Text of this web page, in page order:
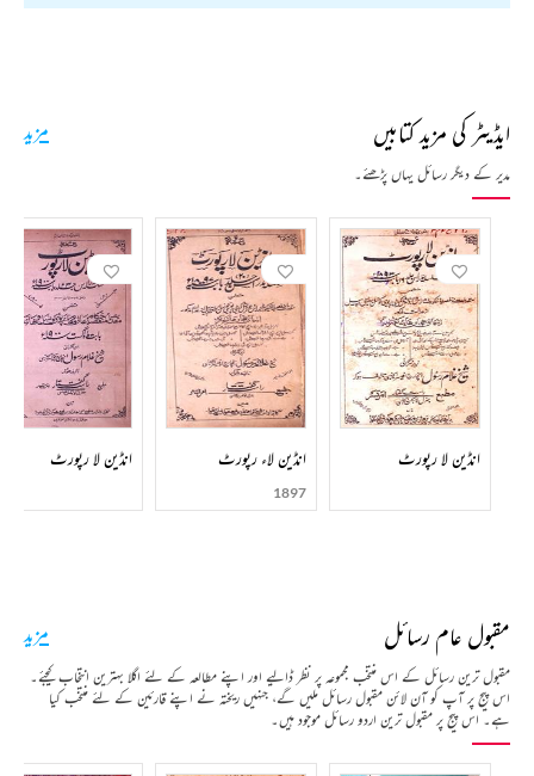
ایڈیٹر کی مزید کتابیں
مدیر کے دیگر رسائل یہاں پڑھئے۔
مزید
انڈین لا رپورٹ انڈین لاء رپورٹ
1897
انڈین لا رپورٹ
مقبول عام رسائل
مقبول ترین رسائل کے اس منتخب مجموعہ پر نظر ڈالیے اور اپنے مطالعہ کے لئے اگلا بہترین انتخاب کیجئے۔
اس پیج پر آپ کو آن لائن مقبول رسائل ملیں گے، جنہیں ریختہ نے اپنے قارئین کے لئے منتخب کیا
ہے۔ اس پیج پر مقبول ترین اردو رسائل موجود ہیں۔
مزید